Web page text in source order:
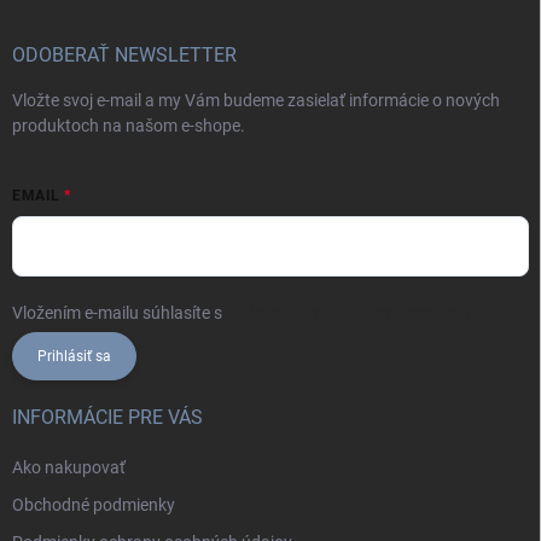
ODOBERAŤ NEWSLETTER
Vložte svoj e-mail a my Vám budeme zasielať informácie o nových
produktoch na našom e-shope.
EMAIL
Vložením e-mailu súhlasíte s
Prihlásiť sa
INFORMÁCIE PRE VÁS
Ako nakupovať
Obchodné podmienky